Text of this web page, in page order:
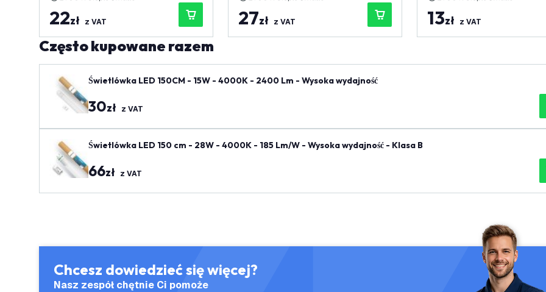
22zł z VAT 27zł z VAT 13zł z VAT
Często kupowane razem
Świetlówka LED 150CM - 15W - 4000K - 2400 Lm - Wysoka wydajność
30zł z VAT
Świetlówka LED 150 cm - 28W - 4000K - 185 Lm/W - Wysoka wydajność - Klasa B
66zł z VAT
Chcesz dowiedzieć się więcej?
Nasz zespół chętnie Ci pomoże